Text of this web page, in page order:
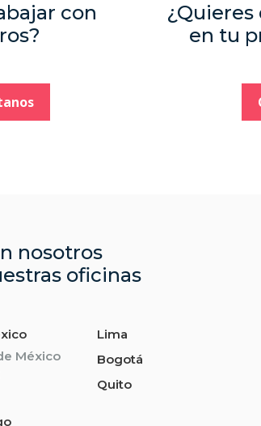
con
en tu
nosotros
oficinas
México
Lima
Bogotá
Quito